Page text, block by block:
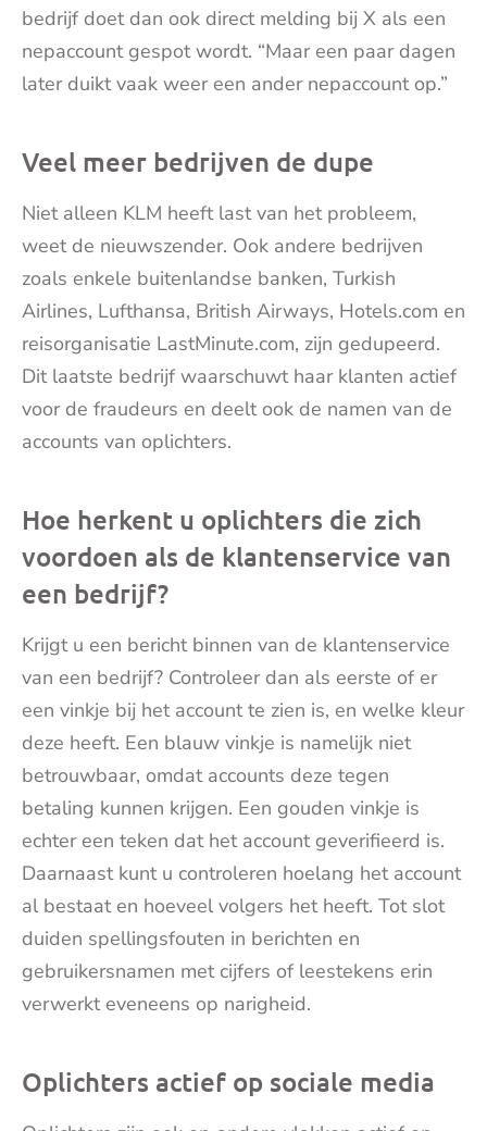
bedrijf doet dan ook direct melding bij X als een
nepaccount gespot wordt. “Maar een paar dagen
later duikt vaak weer een ander nepaccount op.”
Veel meer bedrijven de dupe
Niet alleen KLM heeft last van het probleem,
weet de nieuwszender. Ook andere bedrijven
zoals enkele buitenlandse banken, Turkish
Airlines, Lufthansa, British Airways, Hotels.com en
reisorganisatie LastMinute.com, zijn gedupeerd.
Dit laatste bedrijf waarschuwt haar klanten actief
voor de fraudeurs en deelt ook de namen van de
accounts van oplichters.
Hoe herkent u oplichters die zich
voordoen als de klantenservice van
een bedrijf?
Krijgt u een bericht binnen van de klantenservice
van een bedrijf? Controleer dan als eerste of er
een vinkje bij het account te zien is, en welke kleur
deze heeft. Een blauw vinkje is namelijk niet
betrouwbaar, omdat accounts deze tegen
betaling kunnen krijgen. Een gouden vinkje is
echter een teken dat het account geverifieerd is.
Daarnaast kunt u controleren hoelang het account
al bestaat en hoeveel volgers het heeft. Tot slot
duiden spellingsfouten in berichten en
gebruikersnamen met cijfers of leestekens erin
verwerkt eveneens op narigheid.
Oplichters actief op sociale media